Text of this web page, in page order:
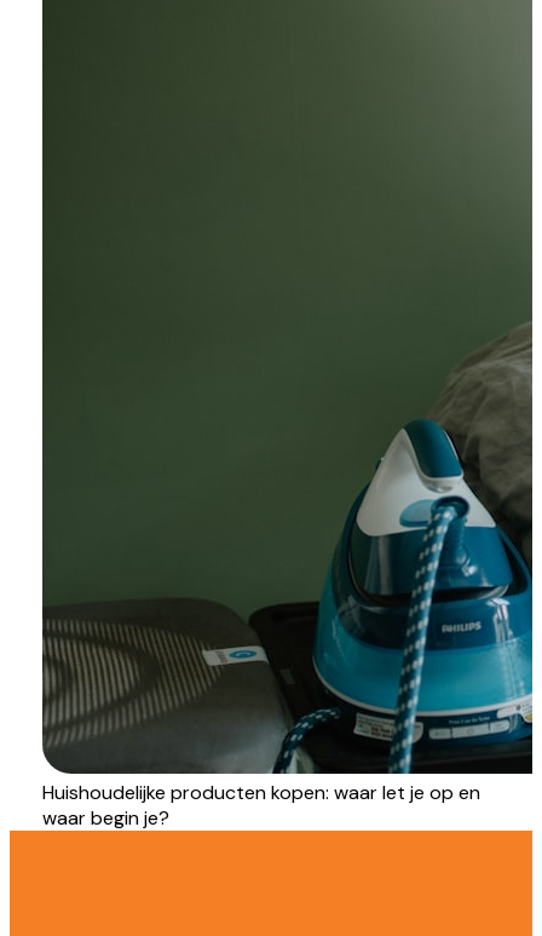
Huishoudelijke producten kopen: waar let je op en
waar begin je?